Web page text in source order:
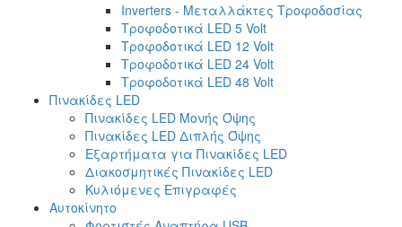
Inverters - Μεταλλάκτες Τροφοδοσίας
Τροφοδοτικά LED 5 Volt
Τροφοδοτικά LED 12 Volt
Τροφοδοτικά LED 24 Volt
Τροφοδοτικά LED 48 Volt
Πινακίδες LED
Πινακίδες LED Μονής Όψης
Πινακίδες LED Διπλής Όψης
Εξαρτήματα για Πινακίδες LED
Διακοσμητικές Πινακίδες LED
Κυλιόμενες Επιγραφές
Αυτοκίνητο